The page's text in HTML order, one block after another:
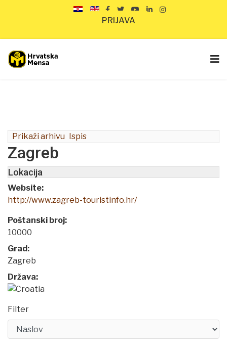
PRIJAVA
Prikaži arhivu Ispis
Zagreb
Lokacija
Website:
http://www.zagreb-touristinfo.hr/
Poštanski broj:
10000
Grad:
Zagreb
Država:
Filter